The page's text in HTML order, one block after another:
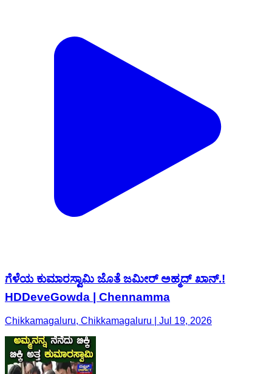
ಗೆಳೆಯ ಕುಮಾರಸ್ವಾಮಿ ಜೊತೆ ಜಮೀರ್ ಅಹ್ಮದ್ ಖಾನ್.!
HDDeveGowda | Chennamma
Chikkamagaluru, Chikkamagaluru | Jul 19, 2026